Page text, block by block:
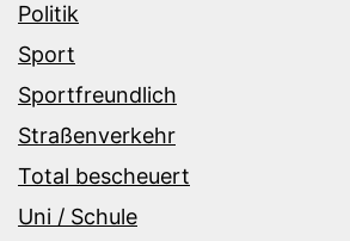
Politik
Sport
Sportfreundlich
Straßenverkehr
Total bescheuert
Uni / Schule